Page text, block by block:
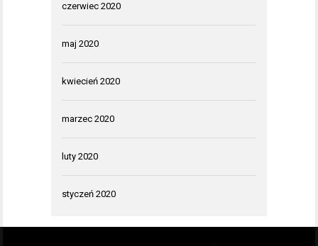
czerwiec 2020
maj 2020
kwiecień 2020
marzec 2020
luty 2020
styczeń 2020